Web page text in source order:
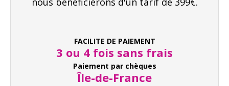
FACILITE DE PAIEMENT
3 ou 4 fois sans frais
Paiement par chèques
Île-de-France